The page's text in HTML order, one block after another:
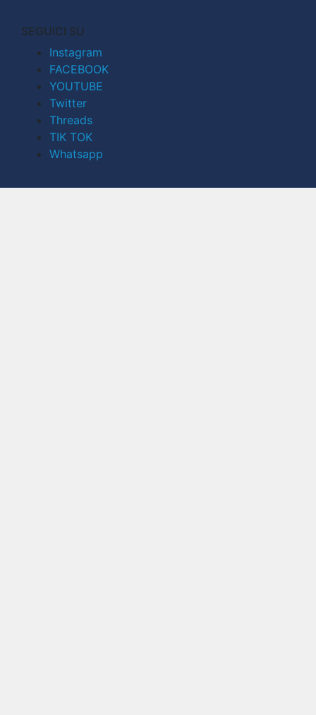
SEGUICI SU
Instagram
FACEBOOK
YOUTUBE
Twitter
Threads
TIK TOK
Whatsapp